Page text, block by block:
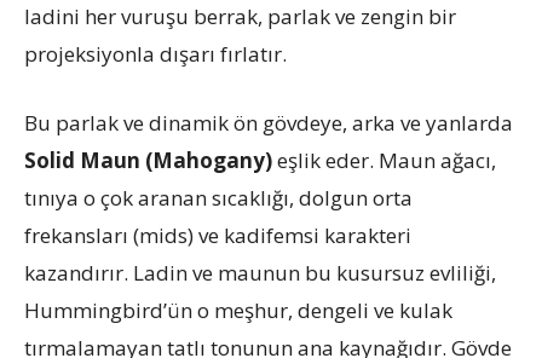
ladini her vuruşu berrak, parlak ve zengin bir
projeksiyonla dışarı fırlatır.
Bu parlak ve dinamik ön gövdeye, arka ve yanlarda
Solid Maun (Mahogany)eşlik eder. Maun ağacı,
tınıya o çok aranan sıcaklığı, dolgun orta
frekansları (mids) ve kadifemsi karakteri
kazandırır. Ladin ve maunun bu kusursuz evliliği,
Hummingbird’ün o meşhur, dengeli ve kulak
tırmalamayan tatlı tonunun ana kaynağıdır. Gövde